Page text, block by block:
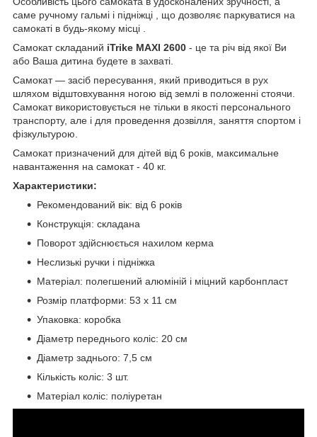
саме ручному гальмі і підніжці , що дозволяє паркуватися на
самокаті в будь-якому місці .
Самокат складаний iTrike MAXI 2600 - це та річ від якої Ви
або Ваша дитина будете в захваті.
Самокат — засіб пересування, який приводиться в рух
шляхом відштовхування ногою від землі в положенні стоячи.
Самокат використовується не тільки в якості персонального
транспорту, але і для проведення дозвілля, заняття спортом і
фізкультурою.
Самокат призначений для дітей від 6 років, максимальне
навантаження на самокат - 40 кг.
Характеристики:
Рекомендований вік: від 6 років
Конструкція: складана
Поворот здійснюється нахилом керма
Неслизькі ручки і підніжка
Матеріал: полегшений алюміній і міцний карбонпласт
Розмір платформи: 53 х 11 см
Упаковка: коробка
Діаметр переднього коліс: 20 см
Діаметр заднього: 7,5 см
Кількість коліс: 3 шт.
Матеріал коліс: поліуретан